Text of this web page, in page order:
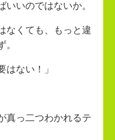
いいのではないか。
なくても、もっと違
。
はない！」
真っ二つわかれるテ